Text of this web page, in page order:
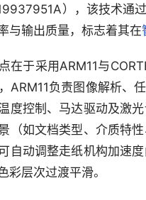
），该技术通
与输出质量，标志着其在
在于采用ARM11与
ARM11负责图像解析、
度控制、马达驱动及激
（如文档类型、介质特
自动调整走纸机构加速
彩层次过渡平滑。